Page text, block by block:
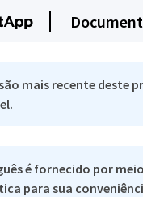
mais recente deste
é fornecido por
para sua